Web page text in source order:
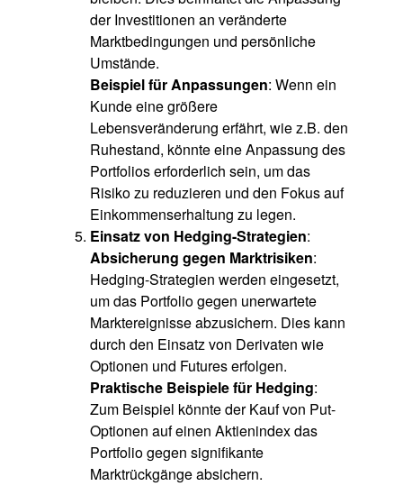
der Investitionen an veränderte
Marktbedingungen und persönliche
Umstände.
Beispiel für Anpassungen: Wenn ein
Kunde eine größere
Lebensveränderung erfährt, wie z.B. den
Ruhestand, könnte eine Anpassung des
Portfolios erforderlich sein, um das
Risiko zu reduzieren und den Fokus auf
Einkommenserhaltung zu legen.
Einsatz von Hedging-Strategien:
Absicherung gegen Marktrisiken:
Hedging-Strategien werden eingesetzt,
um das Portfolio gegen unerwartete
Marktereignisse abzusichern. Dies kann
durch den Einsatz von Derivaten wie
Optionen und Futures erfolgen.
Praktische Beispiele für Hedging:
Zum Beispiel könnte der Kauf von Put-
Optionen auf einen Aktienindex das
Portfolio gegen signifikante
Marktrückgänge absichern.